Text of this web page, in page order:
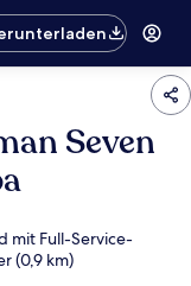
Seven
mit Full-Service-
(0,9 km)